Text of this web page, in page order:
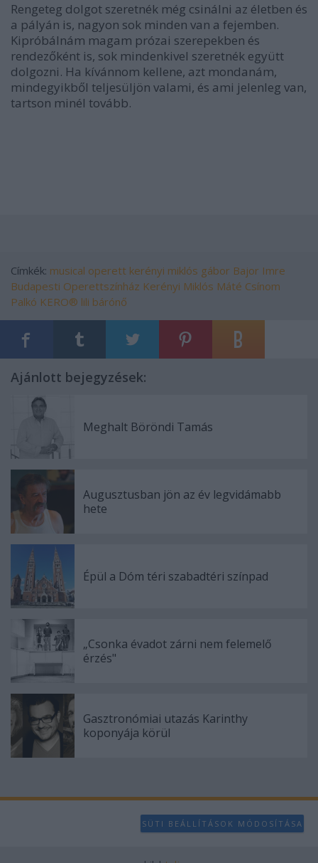
Rengeteg dolgot szeretnék még csinálni az életben és
a pályán is, nagyon sok minden van a fejemben.
Kipróbálnám magam prózai szerepekben és
rendezőként is, sok mindenkivel szeretnék együtt
dolgozni. Ha kívánnom kellene, azt mondanám,
mindegyikből teljesüljön valami, és ami jelenleg van,
tartson minél tovább.
Címkék: musical operett kerényi miklós gábor Bajor Imre
Budapesti Operettszínház Kerényi Miklós Máté Csínom
Palkó KERO® lili bárónő
Ajánlott bejegyzések:
Meghalt Böröndi Tamás
Augusztusban jön az év legvidámabb
hete
Épül a Dóm téri szabadtéri színpad
„Csonka évadot zárni nem felemelő
érzés"
Gasztronómiai utazás Karinthy
koponyája körül
SÜTI BEÁLLÍTÁSOK MÓDOSÍTÁSA